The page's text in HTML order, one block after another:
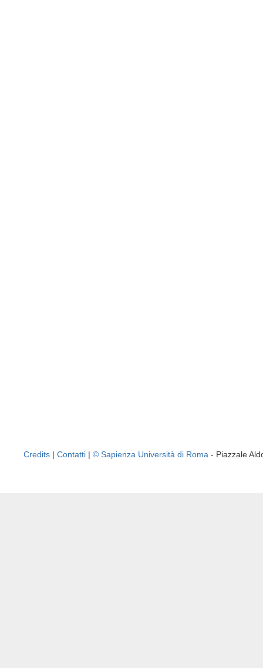
Credits | Contatti | © Sapienza Università di Roma - Piazzale